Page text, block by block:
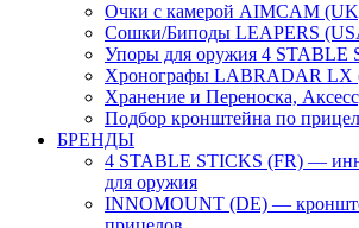
Очки с камерой AIMCAM
Сошки/Биподы LEAPERS
Упоры для оружия 4 STABLE
Хронографы LABRADAR LX
Хранение и Переноска,
Подбор кронштейна по
БРЕНДЫ
4 STABLE STICKS (FR) —
для оружия
INNOMOUNT (DE) —